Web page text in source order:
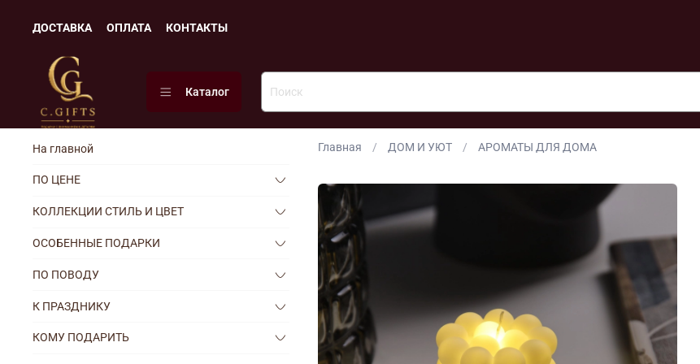
ДОСТАВКА ОПЛАТА КОНТАКТЫ
Каталог
Главная ДОМ И УЮТ АРОМАТЫ ДЛЯ ДОМА
На главной
ПО ЦЕНЕ
КОЛЛЕКЦИИ СТИЛЬ И ЦВЕТ
ОСОБЕННЫЕ ПОДАРКИ
ПО ПОВОДУ
К ПРАЗДНИКУ
КОМУ ПОДАРИТЬ